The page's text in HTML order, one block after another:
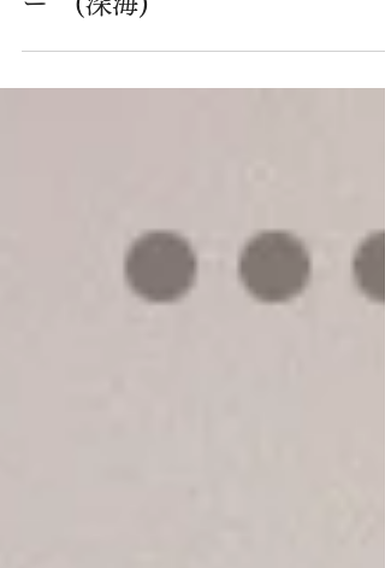
中日賞を受賞したタペストリ